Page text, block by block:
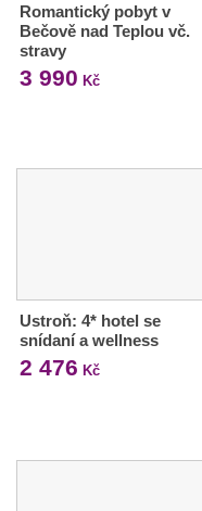
Romantický pobyt v
Bečově nad Teplou vč.
stravy
3 990 Kč
Ustroň: 4* hotel se
snídaní a wellness
2 476 Kč